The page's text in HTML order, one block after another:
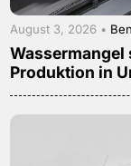
August 3, 2026 •
Produktion in